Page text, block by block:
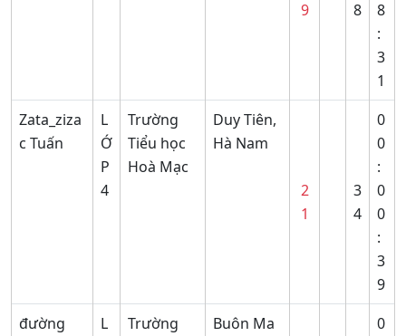
9 8
8
:
3
1
Zata_ziza
c Tuấn
L
Ớ
P
4
Trường
Tiểu học
Hoà Mạc
Duy Tiên,
Hà Nam
2
1
3
4
0
0
:
0
0
:
3
9
đường
L
Trường
Buôn Ma
0